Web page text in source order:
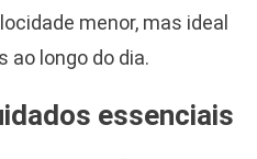
menor, mas ideal
ao longo do dia.
essenciais